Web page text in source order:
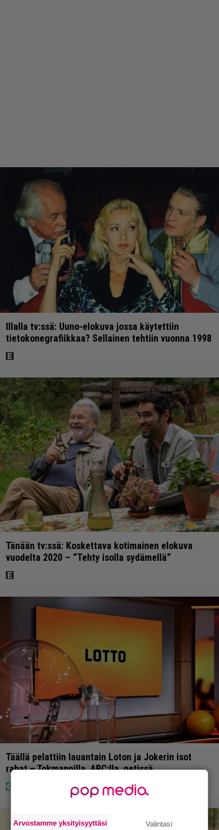
Illalla tv:ssä: Uuno-elokuva jossa käytettiin
tietokonegrafiikkaa? Sellainen tehtiin vuonna 1998
Tänään tv:ssä: Koskettava kotimainen elokuva
vuodelta 2020 – ”Tehty isolla sydämellä”
Täällä pelattiin lauantain Loton ja Jokerin isot
rahat – Tokmannilla, ABC:lla, netissä…
Arvostamme yksityisyyttäsi Valintasi